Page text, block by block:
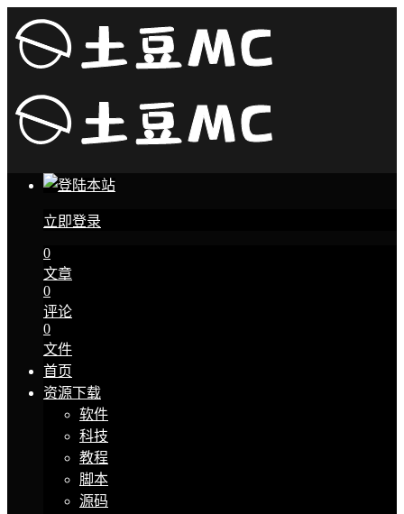
立即登录
0
文章
0
评论
0
文件
首页
资源下载
软件
科技
教程
脚本
源码